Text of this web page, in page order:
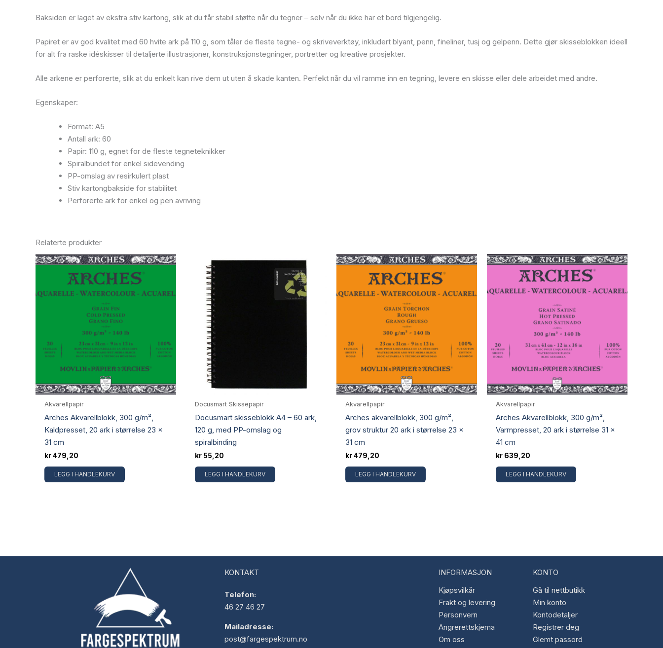
Baksiden er laget av ekstra stiv kartong, slik at du får stabil støtte når du tegner – selv når du ikke har et bord tilgjengelig.
Papiret er av god kvalitet med 60 hvite ark på 110 g, som tåler de fleste tegne- og skriveverktøy, inkludert blyant, penn, fineliner, tusj og gelpenn. Dette gjør skisseblokken ideell
for alt fra raske idéskisser til detaljerte illustrasjoner, konstruksjonstegninger, portretter og kreative prosjekter.
Alle arkene er perforerte, slik at du enkelt kan rive dem ut uten å skade kanten. Perfekt når du vil ramme inn en tegning, levere en skisse eller dele arbeidet med andre.
Egenskaper:
Format: A5
Antall ark: 60
Papir: 110 g, egnet for de fleste tegneteknikker
Spiralbundet for enkel sidevending
PP-omslag av resirkulert plast
Stiv kartongbakside for stabilitet
Perforerte ark for enkel og pen avriving
Relaterte produkter
Akvarellpapir
Arches Akvarellblokk, 300 g/m²,
Kaldpresset, 20 ark i størrelse 23 x
31 cm
kr479,20
LEGG I HANDLEKURV
Docusmart Skissepapir
Docusmart skisseblokk A4 – 60 ark,
120 g, med PP-omslag og
spiralbinding
kr 55,20
LEGG I HANDLEKURV
Akvarellpapir
Arches akvarellblokk, 300 g/m²,
grov struktur 20 ark i størrelse 23 ×
31 cm
kr479,20
LEGG I HANDLEKURV
Akvarellpapir
Arches Akvarellblokk, 300 g/m²,
Varmpresset, 20 ark i størrelse 31 x
41 cm
kr 639,20
LEGG I HANDLEKURV
KONTAKT
Telefon:
46 27 46 27
Mailadresse:
post@fargespektrum.no
INFORMASJON
Kjøpsvilkår
Frakt og levering
Personvern
Angrerettskjema
Om oss
KONTO
Gå til nettbutikk
Min konto
Kontodetaljer
Registrer deg
Glemt passord